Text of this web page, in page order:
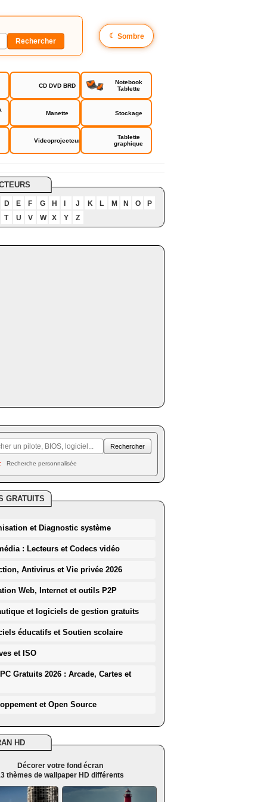
☾ Sombre
CD DVD BRD
Notebook
Tablette
Manette Stockage
Videoprojecteur
Tablette
graphique
D E F G H J K L M N O
P
T
U V W X Y Z
Recherche personnalisée
GRATUITS
et Diagnostic système
: Lecteurs et Codecs vidéo
Antivirus et Vie privée 2026
Web, Internet et outils P2P
et logiciels de gestion gratuits
éducatifs et Soutien scolaire
et ISO
Gratuits 2026 : Arcade, Cartes et
et Open Source
HD
Décorer votre fond écran
thèmes de wallpaper HD différents